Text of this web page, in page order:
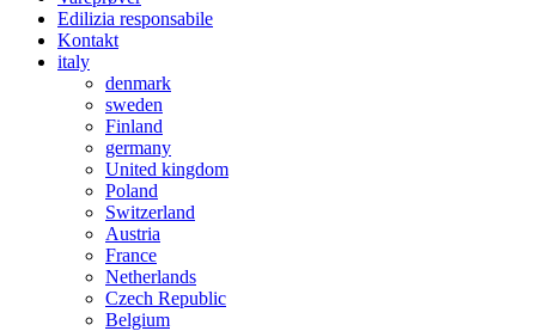
Edilizia responsabile
Kontakt
italy
denmark
sweden
Finland
germany
United kingdom
Poland
Switzerland
Austria
France
Netherlands
Czech Republic
Belgium